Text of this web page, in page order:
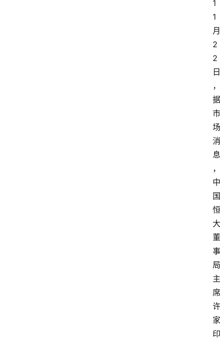
1
1
月
2
2
日
，
据
市
场
消
息
，
中
国
恒
大
董
事
局
主
席
许
家
印